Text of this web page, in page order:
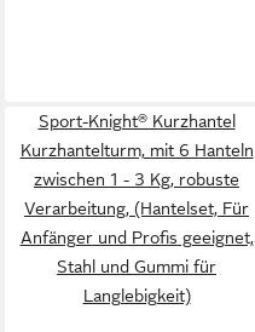
Sport-Knight® Kurzhantel
Kurzhantelturm, mit 6 Hanteln
zwischen 1 - 3 Kg, robuste
Verarbeitung, (Hantelset, Für
Anfänger und Profis geeignet,
Stahl und Gummi für
Langlebigkeit)